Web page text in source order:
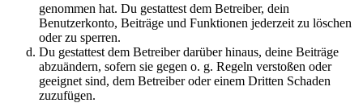
genommen hat. Du gestattest dem Betreiber, dein
Benutzerkonto, Beiträge und Funktionen jederzeit zu löschen
oder zu sperren.
Du gestattest dem Betreiber darüber hinaus, deine Beiträge
abzuändern, sofern sie gegen o. g. Regeln verstoßen oder
geeignet sind, dem Betreiber oder einem Dritten Schaden
zuzufügen.